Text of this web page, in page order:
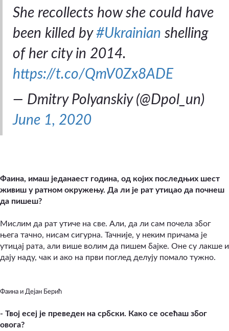
She recollects how she could have
been killed by#Ukrainian shelling
of her city in 2014.
https://t.co/QmV0Zx8ADE
— Dmitry Polyanskiy (@Dpol_un)
June 1, 2020
Фаина, имаш једанаест година, од којих последњих шест
живиш у ратном окружењу. Да ли је рат утицао да почнеш
да пишеш?
Мислим да рат утиче на све. Али, да ли сам почела због
њега тачно, нисам сигурна. Тачније, у неким причама је
утицај рата, али више волим да пишем бајке. Оне су лакше и
дају наду, чак и ако на први поглед делују помало тужно.
Фаина и Дејан Берић
- Твој есеј је преведен на србски. Како се осећаш због
овога?